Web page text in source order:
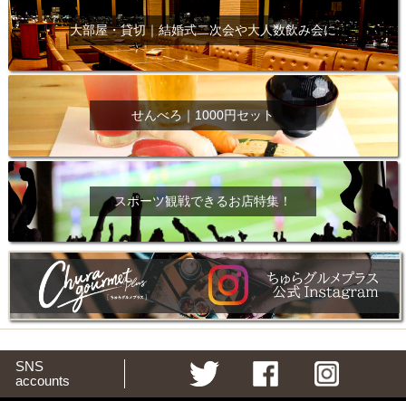
大部屋・貸切｜結婚式二次会や大人数飲み会に
せんべろ｜1000円セット
スポーツ観戦できるお店特集！
SNS
accounts